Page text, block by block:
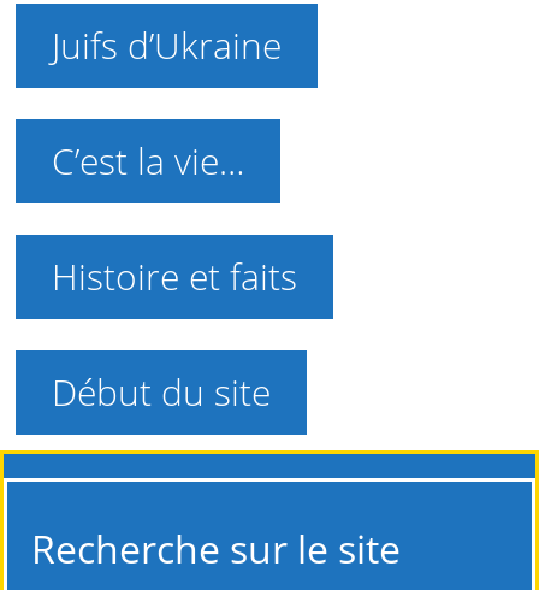
Juifs d’Ukraine
C’est la vie…
Histoire et faits
Début du site
Recherche sur le site